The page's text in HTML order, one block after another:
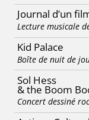
Journal d’un
Lecture musicale
Kid Palace
Boîte de nuit de
Sol Hess
& the Boom
Concert dessiné